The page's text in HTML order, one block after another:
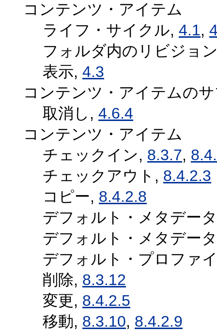
コンテンツ・アイテム
ライフ・サイクル, 4.1,
フォルダ内のリビジョ
表示, 4.3
コンテンツ・アイテムの
取消し, 4.6.4
コンテンツ・アイテム
チェックイン, 8.3.7,
チェックアウト, 8.4.2.3
コピー, 8.4.2.8
デフォルト・メタデー
デフォルト・メタデー
デフォルト・プロファ
削除, 8.3.12
変更, 8.4.2.5
移動, 8.3.10, 8.4.2.9